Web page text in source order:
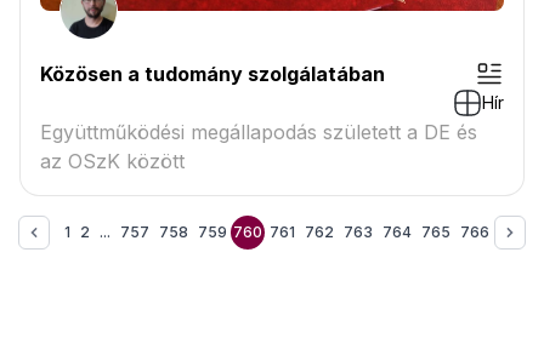
Közösen a tudomány szolgálatában
Hír
Együttműködési megállapodás született a DE és
az OSzK között
1 2 ... 757 758 759 760 761 762 763 764 765 766